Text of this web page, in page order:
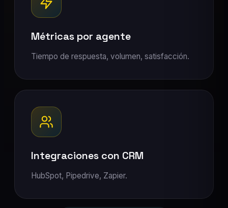
Métricas por agente
Tiempo de respuesta, volumen, satisfacción.
Integraciones con CRM
HubSpot, Pipedrive, Zapier.